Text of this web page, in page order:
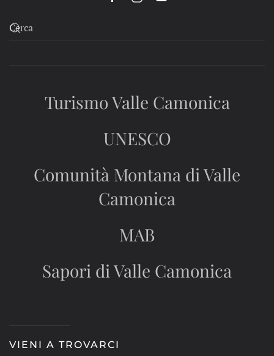
Turismo Valle Camonica
UNESCO
Comunità Montana di Valle
Camonica
MAB
Sapori di Valle Camonica
VIENI A TROVARCI